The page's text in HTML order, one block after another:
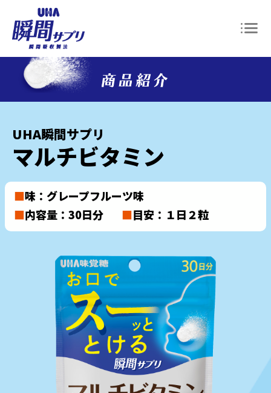
UHA瞬間サプリ
マルチビタミン
■味：グレープフルーツ味
■内容量：30日分 ■目安：１日２粒